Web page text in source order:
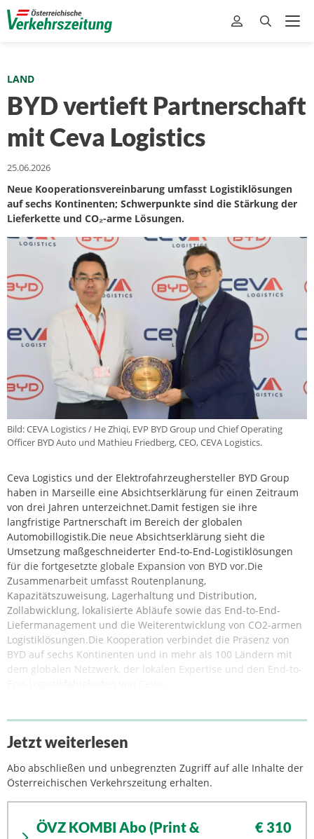
LAND
BYD vertieft Partnerschaft
mit Ceva Logistics
25.06.2026
Neue Kooperationsvereinbarung umfasst Logistiklösungen
auf sechs Kontinenten; Schwerpunkte sind die Stärkung der
Lieferkette und CO₂-arme Lösungen.
Bild: CEVA Logistics / He Zhiqi, EVP BYD Group und Chief Operating
Officer BYD Auto und Mathieu Friedberg, CEO, CEVA Logistics.
Ceva Logistics und der Elektrofahrzeughersteller BYD Group
haben in Marseille eine Absichtserklärung für einen Zeitraum
von drei Jahren unterzeichnet.Damit festigen sie ihre
langfristige Partnerschaft im Bereich der globalen
Automobillogistik.Die neue Absichtserklärung sieht die
Umsetzung maßgeschneiderter End-to-End-Logistiklösungen
für die fortgesetzte globale Expansion von BYD vor.Die
Zusammenarbeit umfasst Routenplanung,
Kapazitätszuweisung, Lagerhaltung und Distribution,
Zollabwicklung, lokalisierte Abläufe sowie das End-to-End-
Liefermanagement und die Weiterentwicklung von CO2-armen
Logistiklösungen.Die Kooperation verbindet die Präsenz von
BYD auf sechs Kontinenten und in mehr als 100 Ländern mit
dem globalen Netzwerk, der lokalen Expertise und den End-to-
Jetzt weiterlesen
Abo abschließen und unbegrenzten Zugriff auf alle Inhalte der
Österreichischen Verkehrszeitung erhalten.
ÖVZ KOMBI Abo (Print &
€ 310